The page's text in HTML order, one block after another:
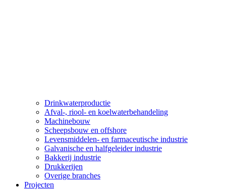
Drinkwaterproductie
Afval-, riool- en koelwaterbehandeling
Machinebouw
Scheepsbouw en offshore
Levensmiddelen- en farmaceutische industrie
Galvanische en halfgeleider industrie
Bakkerij industrie
Drukkerijen
Overige branches
Projecten